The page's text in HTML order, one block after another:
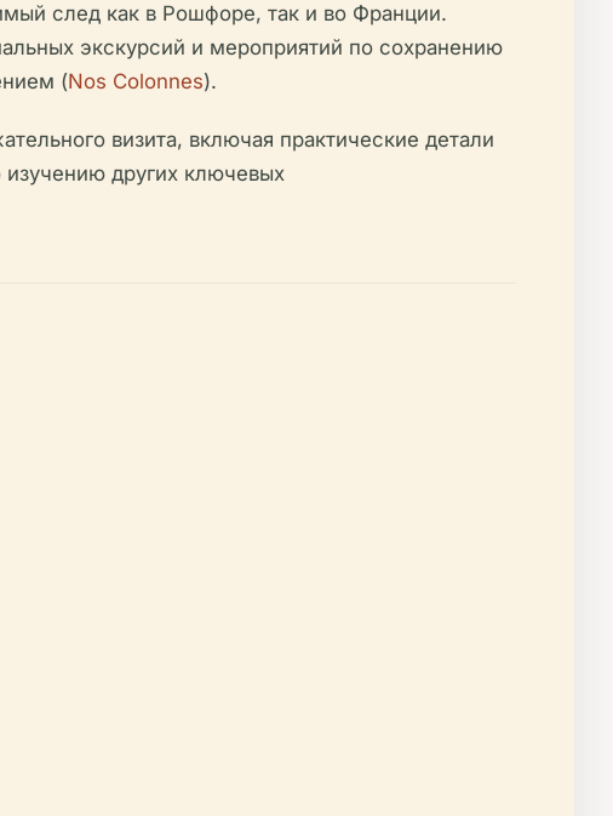
след как в Рошфоре, так и во Франции.
экскурсий и мероприятий по сохранению
(Nos Colonnes).
визита, включая практические детали
изучению других ключевых